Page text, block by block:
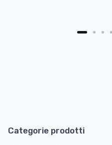
Categorie prodotti